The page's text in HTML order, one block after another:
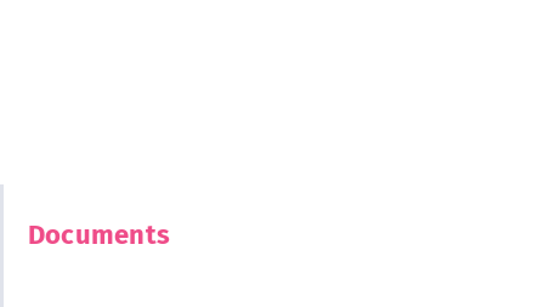
Documents